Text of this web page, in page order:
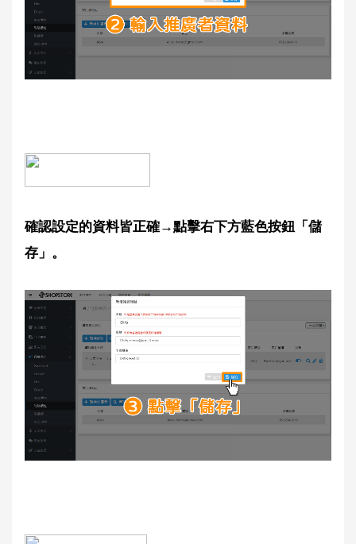
確認設定的資料皆正確→點擊右下方藍色按鈕「儲
存」。